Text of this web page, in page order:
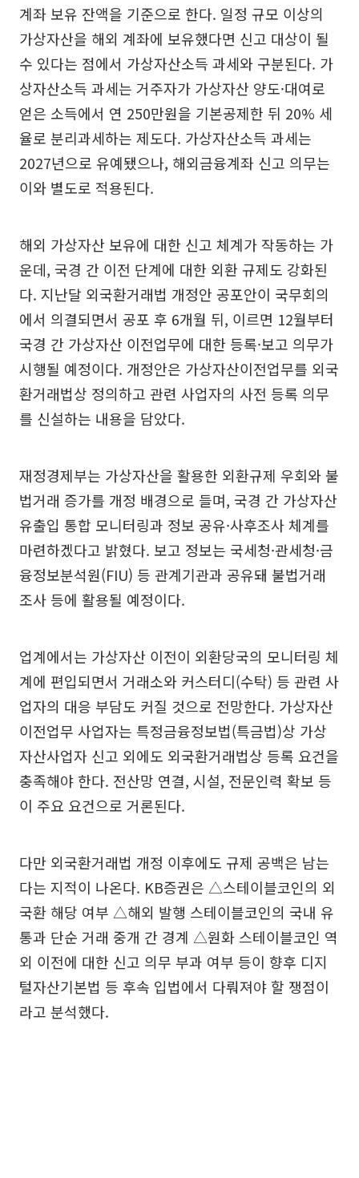
계좌 보유 잔액을 기준으로 한다. 일정 규모 이상의
가상자산을 해외 계좌에 보유했다면 신고 대상이 될
수 있다는 점에서 가상자산소득 과세와 구분된다. 가
상자산소득 과세는 거주자가 가상자산 양도·대여로
얻은 소득에서 연 250만원을 기본공제한 뒤 20% 세
율로 분리과세하는 제도다. 가상자산소득 과세는
2027년으로 유예됐으나, 해외금융계좌 신고 의무는
이와 별도로 적용된다.
해외 가상자산 보유에 대한 신고 체계가 작동하는 가
운데, 국경 간 이전 단계에 대한 외환 규제도 강화된
다. 지난달 외국환거래법 개정안 공포안이 국무회의
에서 의결되면서 공포 후 6개월 뒤, 이르면 12월부터
국경 간 가상자산 이전업무에 대한 등록·보고 의무가
시행될 예정이다. 개정안은 가상자산이전업무를 외국
환거래법상 정의하고 관련 사업자의 사전 등록 의무
를 신설하는 내용을 담았다.
재정경제부는 가상자산을 활용한 외환규제 우회와 불
법거래 증가를 개정 배경으로 들며, 국경 간 가상자산
유출입 통합 모니터링과 정보 공유·사후조사 체계를
마련하겠다고 밝혔다. 보고 정보는 국세청·관세청·금
융정보분석원(FIU) 등 관계기관과 공유돼 불법거래
조사 등에 활용될 예정이다.
업계에서는 가상자산 이전이 외환당국의 모니터링 체
계에 편입되면서 거래소와 커스터디(수탁) 등 관련 사
업자의 대응 부담도 커질 것으로 전망한다. 가상자산
이전업무 사업자는 특정금융정보법(특금법)상 가상
자산사업자 신고 외에도 외국환거래법상 등록 요건을
충족해야 한다. 전산망 연결, 시설, 전문인력 확보 등
이 주요 요건으로 거론된다.
다만 외국환거래법 개정 이후에도 규제 공백은 남는
다는 지적이 나온다. KB증권은 △스테이블코인의 외
국환 해당 여부 △해외 발행 스테이블코인의 국내 유
통과 단순 거래 중개 간 경계 △원화 스테이블코인 역
외 이전에 대한 신고 의무 부과 여부 등이 향후 디지
털자산기본법 등 후속 입법에서 다뤄져야 할 쟁점이
라고 분석했다.